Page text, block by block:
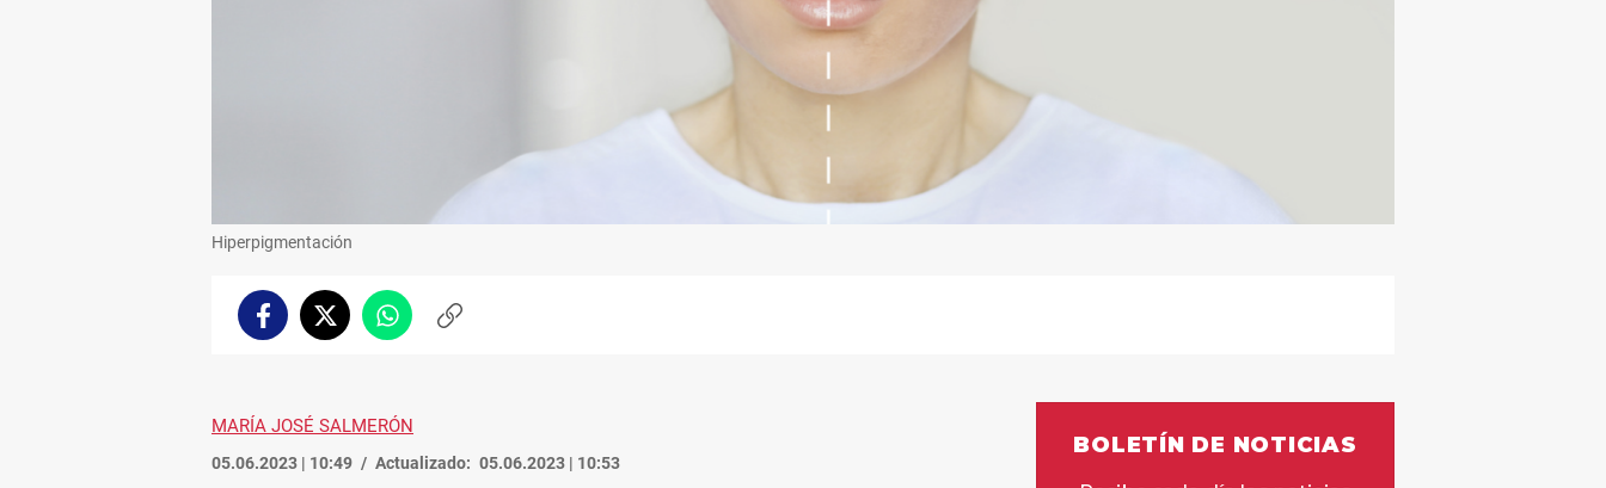
Hiperpigmentación
FacebookTwitterWhatsappCopiar
MARÍA JOSÉ SALMERÓN
05.06.2023 | 10:49 Actualizado: 05.06.2023 | 10:53